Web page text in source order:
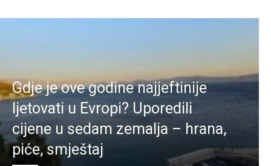
Gdje je ove godine najjeftinije
ljetovati u Evropi? Uporedili
cijene u sedam zemalja – hrana,
piće, smještaj